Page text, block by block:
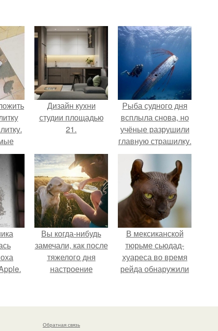
для
Дизайн кухни
студии площадью
21.
Рыба судного дня
всплыла снова, но
учёные разрушили
главную страшилку.
Вы когда-нибудь
замечали, как после
тяжелого дня
настроение
своего питомца?
В мексиканской
тюрьме сьюдад-
хуареса во время
рейда обнаружили
татуировками.
Обратная связь